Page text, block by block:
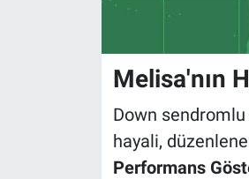
Melisa'nın
Down sendromlu
hayali,
Performans